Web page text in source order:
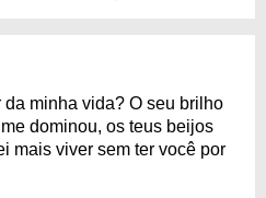
minha vida? O seu brilho
dominou, os teus beijos
mais viver sem ter você por